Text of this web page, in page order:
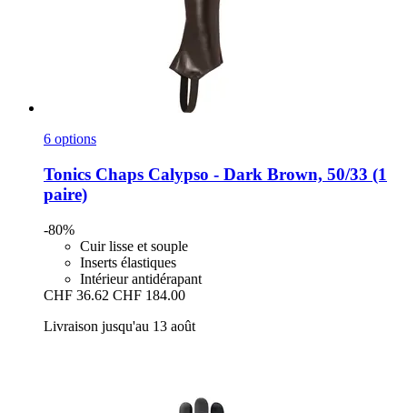
6 options
Tonics Chaps Calypso -​ Dark Brown, 50/33 (1
paire)
-80%
Cuir lisse et souple
Inserts élastiques
Intérieur antidérapant
CHF 36.62 CHF 184.00
Livraison jusqu'au 13 août